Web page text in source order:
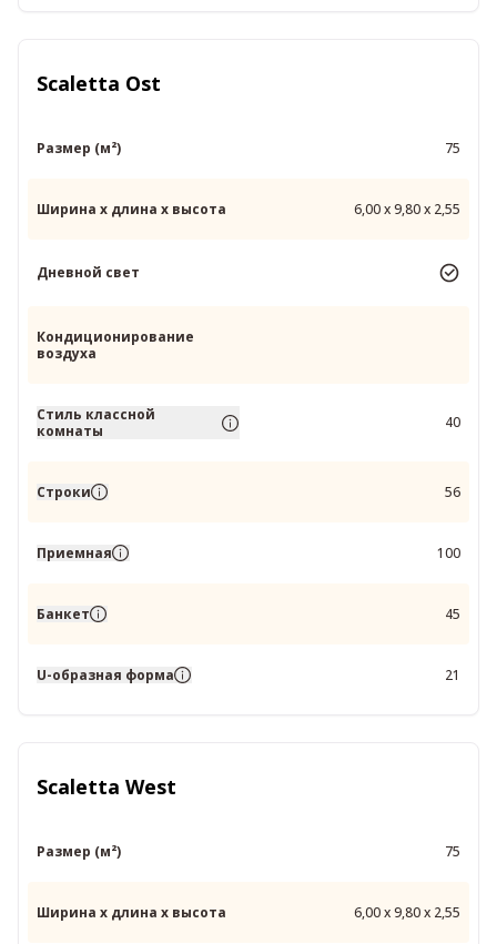
Scaletta Ost
Размер (м²) 75
Ширина x длина x высота 6,00 x 9,80 x 2,55
Дневной свет
Кондиционирование
воздуха
Стиль классной
комнаты
40
Строки 56
Приемная 100
Банкет 45
U-образная форма 21
Scaletta West
Размер (м²) 75
Ширина x длина x высота 6,00 x 9,80 x 2,55